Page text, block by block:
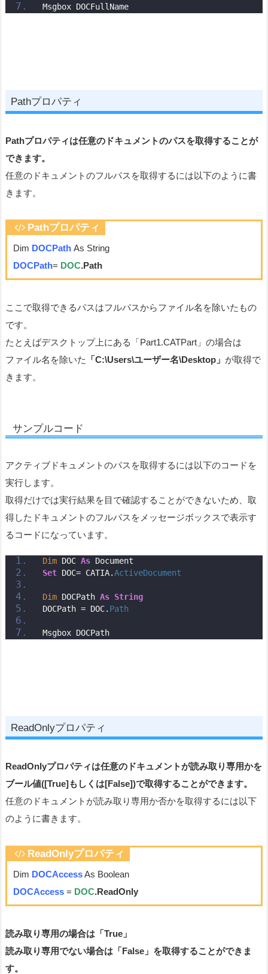
Msgbox DOCFullName
Pathプロパティ
Pathプロパティは任意のドキュメントのパスを取得することが
できます。
任意のドキュメントのフルパスを取得するには以下のように書
きます。
Pathプロパティ
Dim DOCPath As String
DOCPath= DOC.Path
ここで取得できるパスはフルパスからファイル名を除いたもの
です。
たとえばデスクトップ上にある「Part1.CATPart」の場合は
ファイル名を除いた
「C:\Users\ユーザー名\Desktop」 が取得で
きます。
サンプルコード
アクティブドキュメントのパスを取得するには以下のコードを
実行します。
取得だけでは実行結果を目で確認することができないため、取
得したドキュメントのフルパスをメッセージボックスで表示す
るコードになっています。
Dim DOC As Document
Set DOC= CATIA.ActiveDocument
Dim DOCPath As String
DOCPath = DOC. Path
Msgbox DOCPath
ReadOnlyプロパティ
ReadOnlyプロパティは任意のドキュメントが読み取り専用かを
ブール値([True]もしくは[False])で取得することができます。
任意のドキュメントが読み取り専用か否かを取得するには以下
のように書きます。
ReadOnlyプロパティ
Dim DOCAccessAs Boolean
DOCAccess = DOC.ReadOnly
読み取り専用の場合は「True」
読み取り専用でない場合は「False」を取得することができま
す。